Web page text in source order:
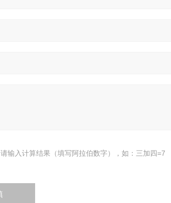
请输入计算结果（填写阿拉伯数字），如：三加四=7